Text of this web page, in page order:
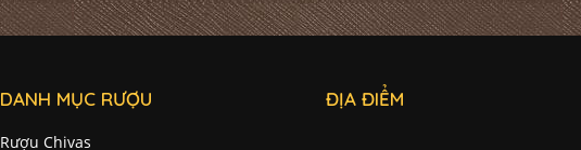
DANH MỤC RƯỢU
Rượu Chivas
ĐỊA ĐIỂM